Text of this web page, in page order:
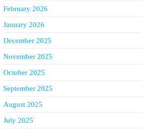
February 2026
January 2026
December 2025
November 2025
October 2025
September 2025
August 2025
July 2025